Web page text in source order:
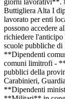
Buttigliera Alta I
lavorato per enti
possono accedere
richiedere
scuole pubbliche
**Dipendenti
comuni limitrofi -
pubblici della
Carabinieri,
**Dipendenti